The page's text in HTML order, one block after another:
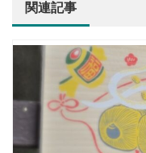
関連記事